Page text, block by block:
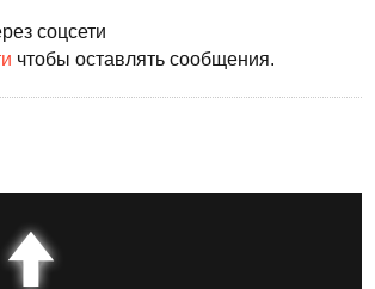
соцсети
чтобы оставлять сообщения.